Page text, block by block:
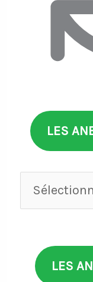
LES
Anecdotes
par
LES